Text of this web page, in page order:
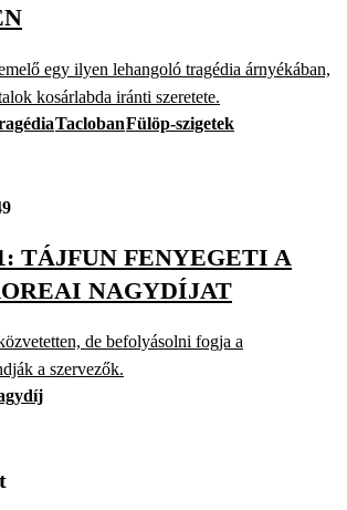
egy ilyen lehangoló tragédia árnyékában,
kosárlabda iránti szeretete.
TaclobanFülöp-szigetek
TÁJFUN FENYEGETI A
NAGYDÍJAT
de befolyásolni fogja a
a szervezők.